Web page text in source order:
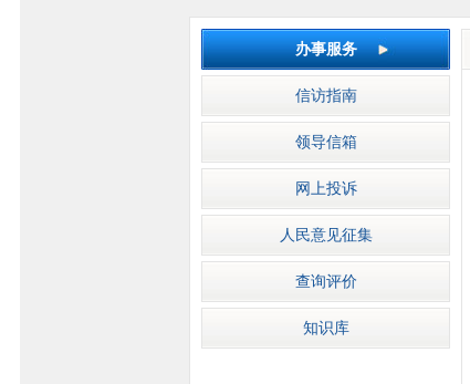
办事服务
信访指南
领导信箱
网上投诉
人民意见征集
查询评价
知识库